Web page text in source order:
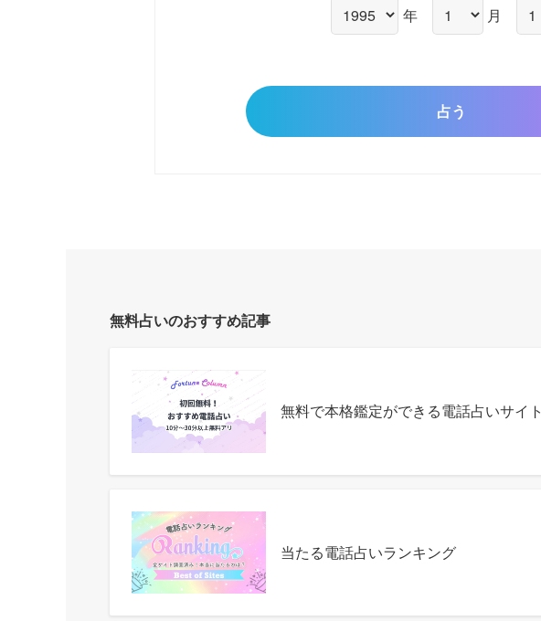
年 月
無料占いのおすすめ記事
無料で本格鑑定ができる電話占いサイト
当たる電話占いランキング